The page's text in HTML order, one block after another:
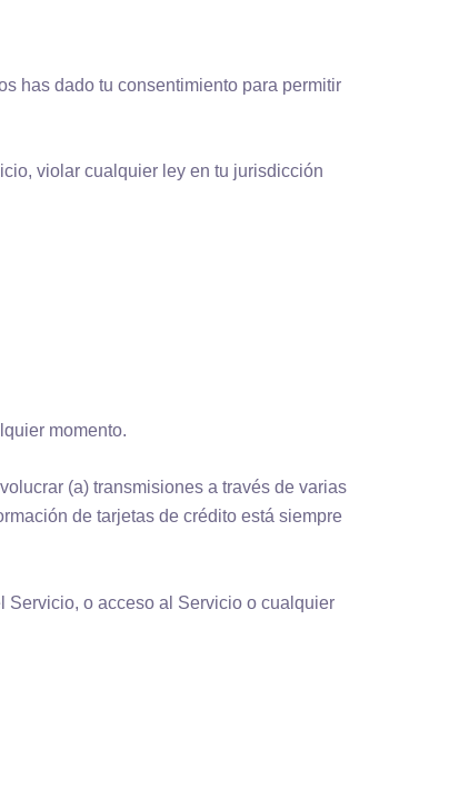
has dado tu consentimiento para permitir
violar cualquier ley en tu jurisdicción
momento.
(a) transmisiones a través de varias
de tarjetas de crédito está siempre
Servicio, o acceso al Servicio o cualquier